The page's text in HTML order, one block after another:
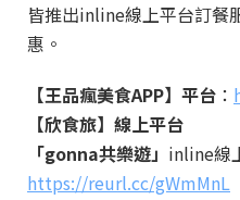
皆推出inline線上平台訂餐
惠。
【王品瘋美食APP】平台 ：
【欣食旅】線上平台
「gonna共樂遊」 inline線
https://reurl.cc/gWmMnL